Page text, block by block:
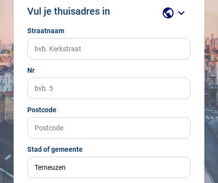
Vul je thuisadres in public keyboard_arrow_down
Straatnaam
Nr
Postcode
Stad of gemeente